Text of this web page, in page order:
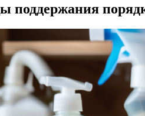
поддержания